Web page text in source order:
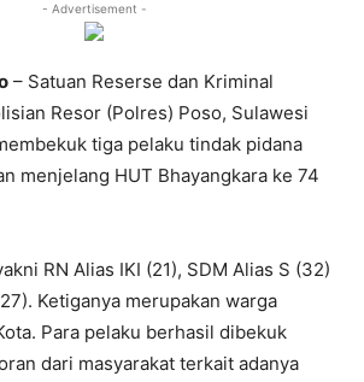
- Advertisement -
– Satuan Reserse dan Kriminal
Resor (Polres) Poso, Sulawesi
tiga pelaku tindak pidana
menjelang HUT Bhayangkara ke 74
RN Alias IKI (21), SDM Alias S (32)
Ketiganya merupakan warga
Para pelaku berhasil dibekuk
dari masyarakat terkait adanya